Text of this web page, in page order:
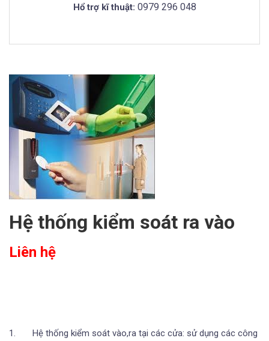
Hổ trợ kĩ thuật: 0979 296 048
Hệ thống kiểm soát ra vào
Liên hệ
1. Hệ thống kiểm soát vào,ra tại các cửa: sử dụng các công